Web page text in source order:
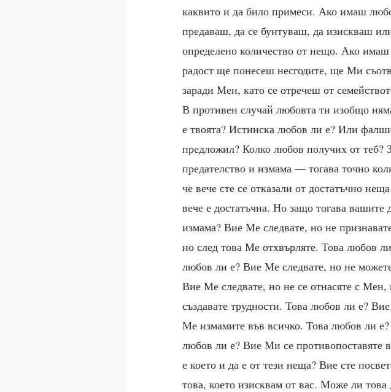
каквито и да било примеси. Ако имаш
предаваш, да се бунтуваш, да изискваш
определено количество от нещо. Ако
радост ще понесеш несгодите, ще Ми
заради Мен, като се отречеш от
В противен случай любовта ти изобщо
е твоята? Истинска любов ли е? Или
предложил? Колко любов получих от
предателство и измама — тогава точно
че вече сте се отказали от достатъчно
вече е достатъчна. Но защо тогава
измама? Вие Ме следвате, но не
но след това Ме отхвърляте. Това любов
любов ли е? Вие Ме следвате, но не
Вие Ме следвате, но не се отнасяте с
създавате трудности. Това любов ли е?
Ме измамите във всичко. Това любов ли
любов ли е? Вие Ми се
е което и да е от тези неща? Вие сте
това, което изисквам от вас. Може ли